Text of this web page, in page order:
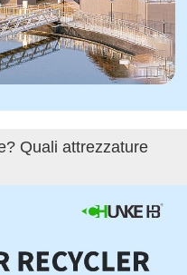
Quali attrezzature